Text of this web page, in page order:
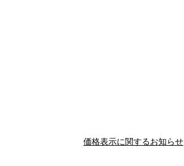
価格表示に関するお知らせ